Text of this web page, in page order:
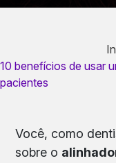
10 benefícios de usar
pacientes
Você, como
sobre o